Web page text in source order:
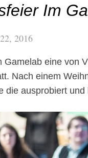
Im
2016
Gamelab eine von
Nach einem
die ausprobiert